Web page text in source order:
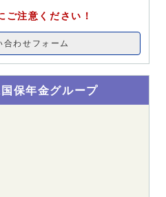
ご注意ください！
合わせフォーム
保年金グループ